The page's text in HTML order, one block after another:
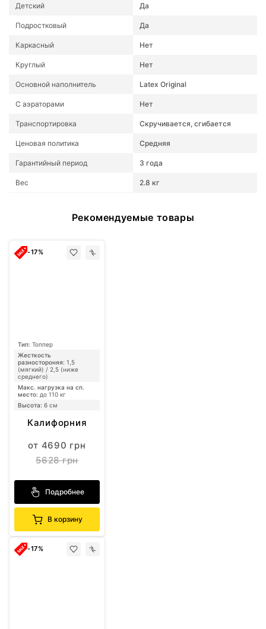
Детский Да
Подростковый Да
Каркасный Нет
Круглый Нет
Основной наполнитель Latex Original
С аэраторами Нет
Транспортировка Скручивается, сгибается
Ценовая политика Средняя
Гарантийный период 3 года
Вес 2.8 кг
Рекомендуемые товары
-17%
Тип: Топпер
Жесткость
разностороняя: 1,5
(мягкий) / 2,5 (ниже
среднего)
Макс. нагрузка на сп.
место: до 110 кг
Высота: 6 см
Калифорния
от 4690 грн
5628 грн
Подробнее
В корзину
-17%